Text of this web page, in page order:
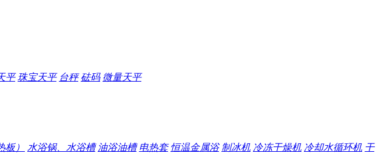
平 珠宝天平 台秤 砝码 微量天平
） 水浴锅、水浴槽 油浴油槽 电热套 恒温金属浴 制冰机 冷冻干燥机 冷却水循环机 干